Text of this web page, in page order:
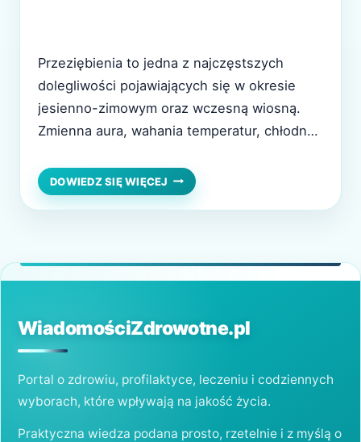
Przeziębienia to jedna z najczęstszych
dolegliwości pojawiających się w okresie
jesienno-zimowym oraz wczesną wiosną.
Zmienna aura, wahania temperatur, chłodne
organizm musi szybko adaptować się do
nowych warunków. Właśnie wtedy łatwo o
groźne, potrafi skutecznie utrudnić
DOWIEDZ SIĘ WIĘCEJ JAK
ZAPOBIEGAĆ
PRZEZIĘBIENIOM?
WiadomościZdrowotne.pl
Portal o zdrowiu, profilaktyce, leczeniu i codziennych
wyborach, które wpływają na jakość życia.
Praktyczna wiedza podana prosto, rzetelnie i z myślą o